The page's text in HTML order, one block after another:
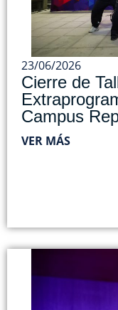
23/06/2026
Cierre de
Campus
VER MÁS